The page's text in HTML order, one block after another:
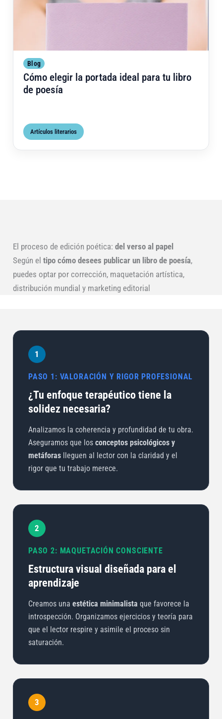
Blog
Cómo elegir la portada ideal para tu libro
de poesía
Artículos literarios
El proceso de edición poética: del verso al papel
Según el tipo cómo desees publicar un libro de poesía,
puedes optar por corrección, maquetación artística,
distribución mundial y marketing editorial
1
PASO 1: VALORACIÓN Y RIGOR PROFESIONAL
¿Tu enfoque terapéutico tiene la
solidez necesaria?
Analizamos la coherencia y profundidad de tu obra.
Aseguramos que los conceptos psicológicos y
metáforaslleguen al lector con la claridad y el
rigor que tu trabajo merece.
2
PASO 2: MAQUETACIÓN CONSCIENTE
Estructura visual diseñada para el
aprendizaje
Creamos una estética minimalista que favorece la
introspección. Organizamos ejercicios y teoría para
que el lector respire y asimile el proceso sin
saturación.
3